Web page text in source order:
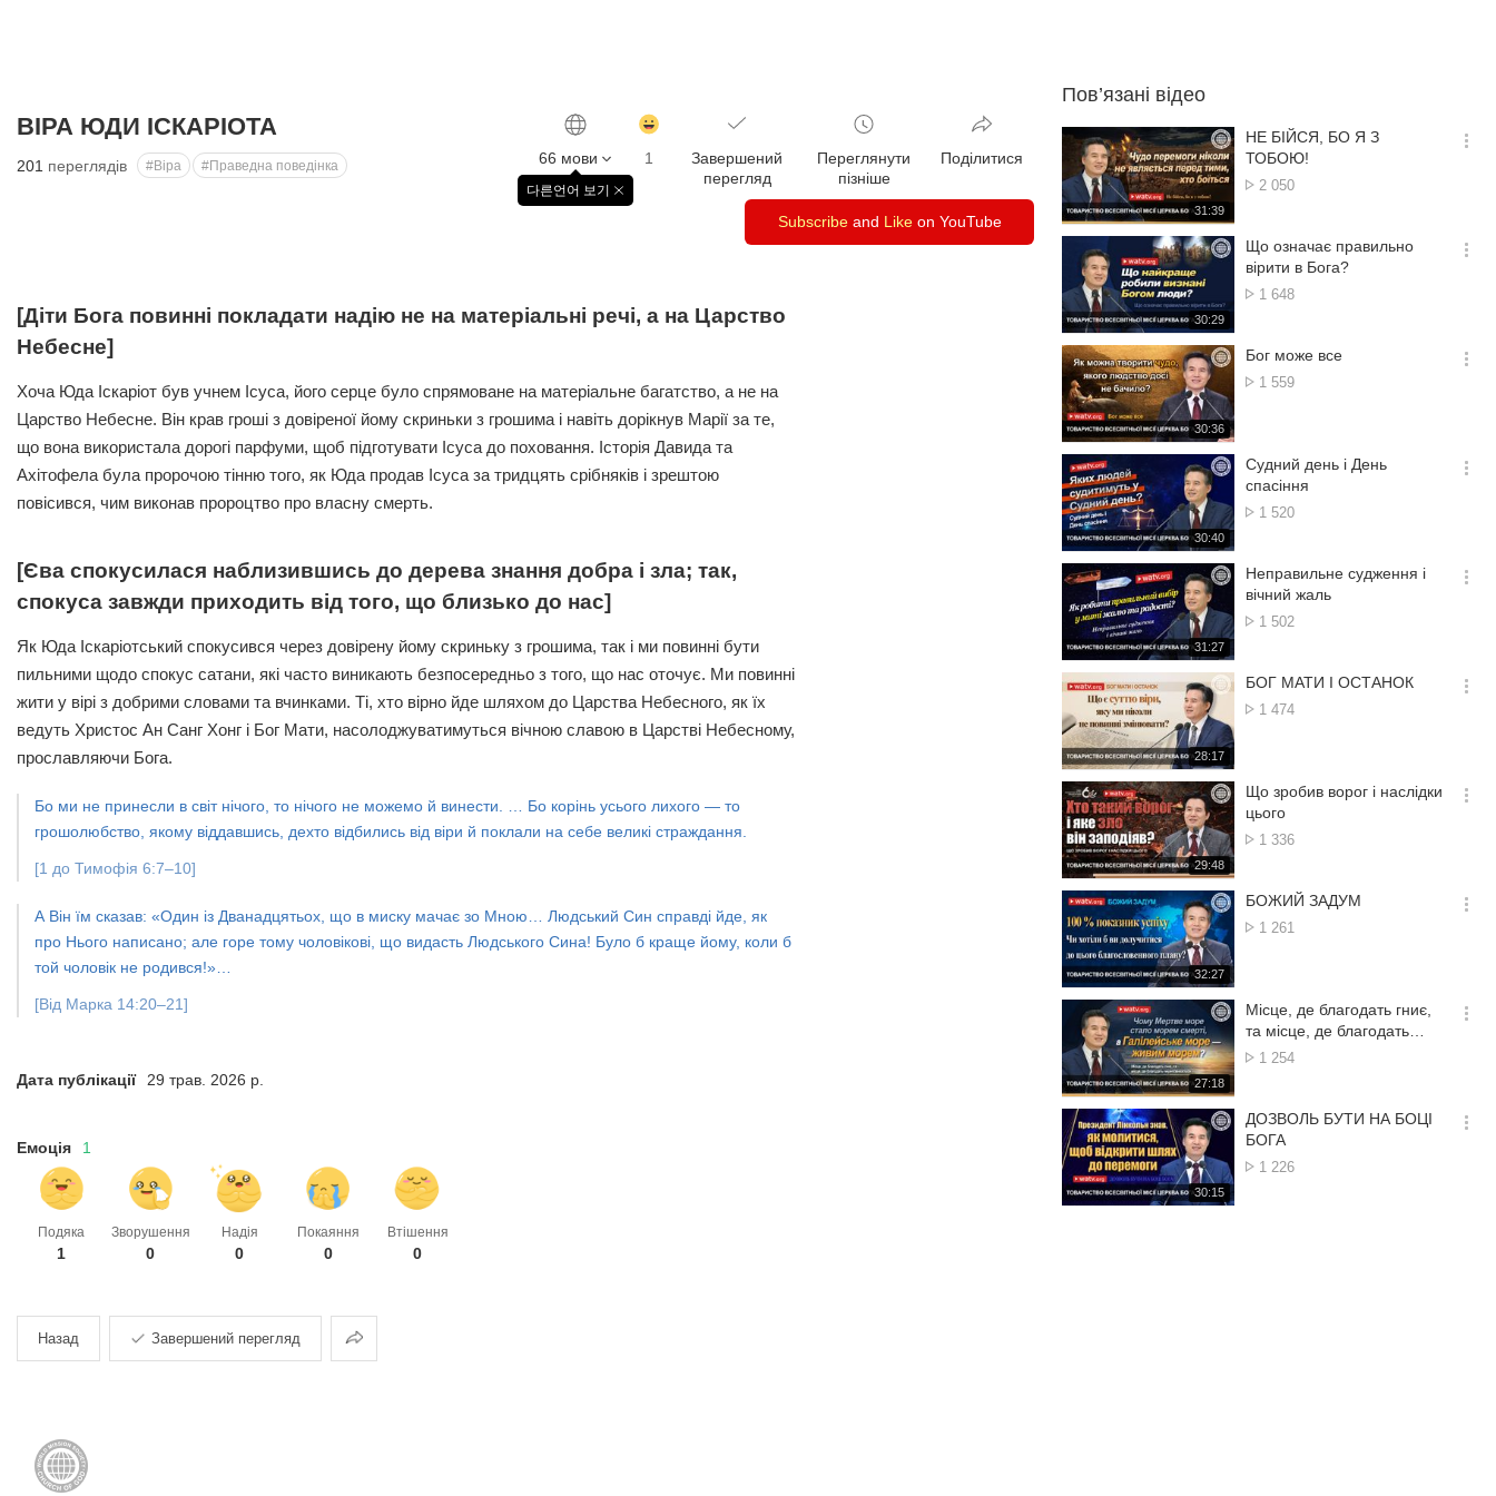
ВІРА ЮДИ ІСКАРІОТА
201 переглядів #Віра #Праведна поведінка 66 мови
다른언어 보기
창
1
Завершений
перегляд
Переглянути
пізніше
Поділитися
Subscribeand Likeon YouTube
[Діти Бога повинні покладати надію не на матеріальні речі, а на Царство
Небесне]
Хоча Юда Іскаріот був учнем Ісуса, його серце було спрямоване на матеріальне багатство, а не на
Царство Небесне. Він крав гроші з довіреної йому скриньки з грошима і навіть дорікнув Марії за те,
що вона використала дорогі парфуми, щоб підготувати Ісуса до поховання. Історія Давида та
Ахітофела була пророчою тінню того, як Юда продав Ісуса за тридцять срібняків і зрештою
повісився, чим виконав пророцтво про власну смерть.
[Єва спокусилася наблизившись до дерева знання добра і зла; так,
спокуса завжди приходить від того, що близько до нас]
Як Юда Іскаріотський спокусився через довірену йому скриньку з грошима, так і ми повинні бути
пильними щодо спокус сатани, які часто виникають безпосередньо з того, що нас оточує. Ми повинні
жити у вірі з добрими словами та вчинками. Ті, хто вірно йде шляхом до Царства Небесного, як їх
ведуть Христос Ан Санг Хонг і Бог Мати, насолоджуватимуться вічною славою в Царстві Небесному,
прославляючи Бога.
Бо ми не принесли в світ нічого, то нічого не можемо й винести. … Бо корінь усього лихого — то
грошолюбство, якому віддавшись, дехто відбились від віри й поклали на себе великі страждання.
[1 до Тимофія 6:7–10]
А Він їм сказав: «Один із Дванадцятьох, що в миску мачає зо Мною… Людський Син справді йде, як
про Нього написано; але горе тому чоловікові, що видасть Людського Сина! Було б краще йому, коли б
той чоловік не родився!»…
[Від Марка 14:20–21]
Дата публікації 29 трав. 2026 р.
Емоція 1
Подяка
1
Зворушення
0
Надія
0
Покаяння
0
Втішення
0
Назад Завершений перегляд Поділитися
Пов’язані відео
재
생
시
간
31:39
НЕ БІЙСЯ, БО Я З
ТОБОЮ!
Кількість
2 050
옵
재
생
시
간
30:29
Що означає правильно
вірити в Бога?
Кількість
1 648
옵
재
생
간
30:36
Бог може все
Кількість
1 559
옵
재
생
간
30:40
Судний день і День
спасіння
Кількість
1 520
옵
재
생
간
31:27
Неправильне судження і
вічний жаль
Кількість
1 502
옵
재
생
시
간
28:17
БОГ МАТИ І ОСТАНОК
Кількість
1 474
옵
재
생
시
간
29:48
Що зробив ворог і наслідки
цього
Кількість
1 336
옵
재
생
시
간
32:27
БОЖИЙ ЗАДУМ
Кількість
1 261
옵
재
생
시
간
27:18
Місце, де благодать гниє,
та місце, де благодать
переповнюється
Кількість
1 254
옵
재
생
30:15
ДОЗВОЛЬ БУТИ НА БОЦІ
БОГА
Кількість
1 226
옵